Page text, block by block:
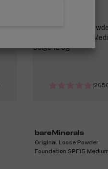
bareMinerals
Original Loose Powder
Foundation SPF15